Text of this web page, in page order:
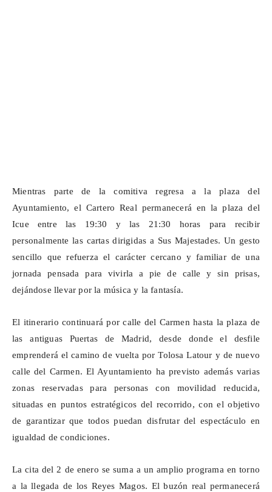
Mientras parte de la comitiva regresa a la plaza del
Ayuntamiento, el Cartero Real permanecerá en la plaza del
Icue entre las 19:30 y las 21:30 horas para recibir
personalmente las cartas dirigidas a Sus Majestades. Un gesto
sencillo que refuerza el carácter cercano y familiar de una
jornada pensada para vivirla a pie de calle y sin prisas,
dejándose llevar por la música y la fantasía.
El itinerario continuará por calle del Carmen hasta la plaza de
las antiguas Puertas de Madrid, desde donde el desfile
emprenderá el camino de vuelta por Tolosa Latour y de nuevo
calle del Carmen. El Ayuntamiento ha previsto además varias
zonas reservadas para personas con movilidad reducida,
situadas en puntos estratégicos del recorrido, con el objetivo
de garantizar que todos puedan disfrutar del espectáculo en
igualdad de condiciones.
La cita del 2 de enero se suma a un amplio programa en torno
a la llegada de los Reyes Magos. El buzón real permanecerá